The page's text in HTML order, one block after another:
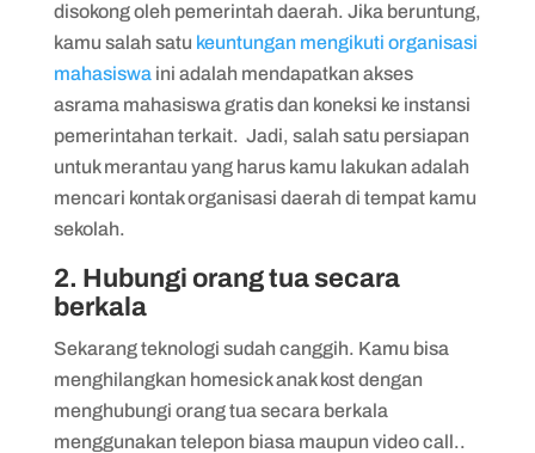
disokong oleh pemerintah daerah. Jika beruntung,
kamu salah satu keuntungan mengikuti organisasi
mahasiswaini adalah mendapatkan akses
asrama mahasiswa gratis dan koneksi ke instansi
pemerintahan terkait. Jadi, salah satu persiapan
untuk merantau yang harus kamu lakukan adalah
mencari kontak organisasi daerah di tempat kamu
sekolah.
2. Hubungi orang tua secara
berkala
Sekarang teknologi sudah canggih. Kamu bisa
menghilangkan homesick anak kost dengan
menghubungi orang tua secara berkala
menggunakan telepon biasa maupun video call..